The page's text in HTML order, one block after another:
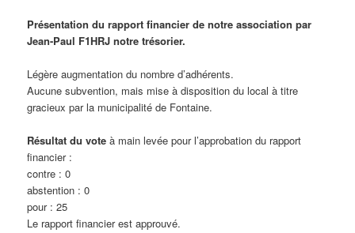
Présentation du rapport financier de notre association par
Jean-Paul F1HRJ notre trésorier.
Légère augmentation du nombre d’adhérents.
Aucune subvention, mais mise à disposition du local à titre
gracieux par la municipalité de Fontaine.
Résultat du vote à main levée pour l’approbation du rapport
financier :
contre : 0
abstention : 0
pour : 25
Le rapport financier est approuvé.